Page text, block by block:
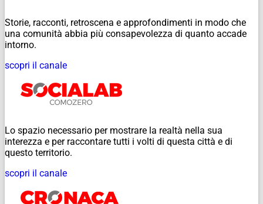
Storie, racconti, retroscena e approfondimenti in modo che
una comunità abbia più consapevolezza di quanto accade
intorno.
scopri il canale
Lo spazio necessario per mostrare la realtà nella sua
interezza e per raccontare tutti i volti di questa città e di
questo territorio.
scopri il canale